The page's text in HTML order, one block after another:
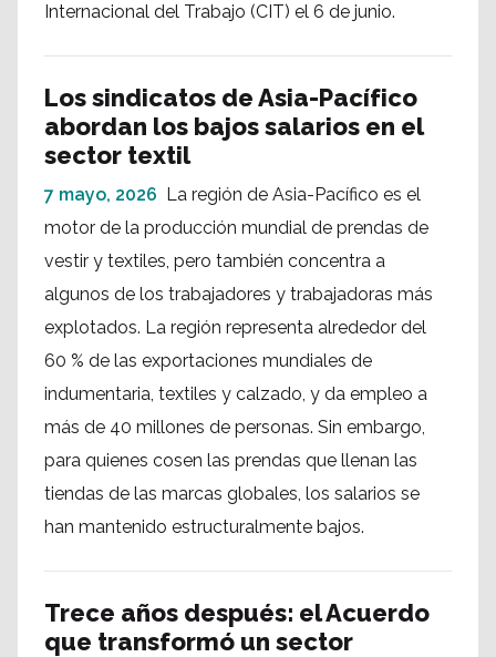
Internacional del Trabajo (CIT) el 6 de junio.
Los sindicatos de Asia-Pacífico
abordan los bajos salarios en el
sector textil
7 mayo, 2026 La región de Asia-Pacífico es el
motor de la producción mundial de prendas de
vestir y textiles, pero también concentra a
algunos de los trabajadores y trabajadoras más
explotados. La región representa alrededor del
60 % de las exportaciones mundiales de
indumentaria, textiles y calzado, y da empleo a
más de 40 millones de personas. Sin embargo,
para quienes cosen las prendas que llenan las
tiendas de las marcas globales, los salarios se
han mantenido estructuralmente bajos.
Trece años después: el Acuerdo
que transformó un sector